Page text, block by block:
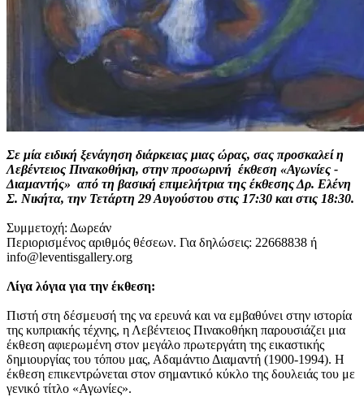
Σε μία ειδική ξενάγηση διάρκειας μιας ώρας, σας προσκαλεί η
Λεβέντειος Πινακοθήκη, στην προσωρινή έκθεση «Αγωνίες -
Διαμαντής» από τη βασική επιμελήτρια της έκθεσης Δρ. Ελένη
Σ. Νικήτα, την Τετάρτη 29 Αυγούστου στις 17:30 και στις 18:30.
Συμμετοχή: Δωρεάν
Περιορισμένος αριθμός θέσεων. Για δηλώσεις: 22668838 ή
info@leventisgallery.org
Λίγα λόγια για την έκθεση:
Πιστή στη δέσμευσή της να ερευνά και να εμβαθύνει στην ιστορία
της κυπριακής τέχνης, η Λεβέντειος Πινακοθήκη παρουσιάζει μια
έκθεση αφιερωμένη στον μεγάλο πρωτεργάτη της εικαστικής
δημιουργίας του τόπου μας, Αδαμάντιο Διαμαντή (1900-1994). Η
έκθεση επικεντρώνεται στον σημαντικό κύκλο της δουλειάς του με
γενικό τίτλο «Αγωνίες».